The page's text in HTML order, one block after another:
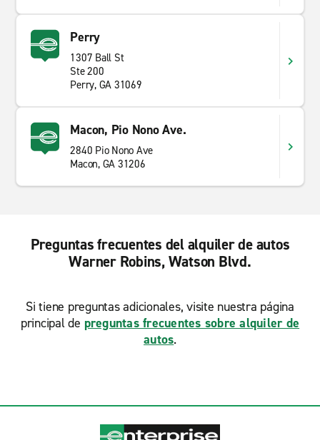
Perry
1307 Ball St
Ste 200
Perry, GA 31069
Macon, Pio Nono Ave.
2840 Pio Nono Ave
Macon, GA 31206
Preguntas frecuentes del alquiler de autos
Warner Robins, Watson Blvd.
Si tiene preguntas adicionales, visite nuestra página
principal de preguntas frecuentes sobre alquiler de
autos.